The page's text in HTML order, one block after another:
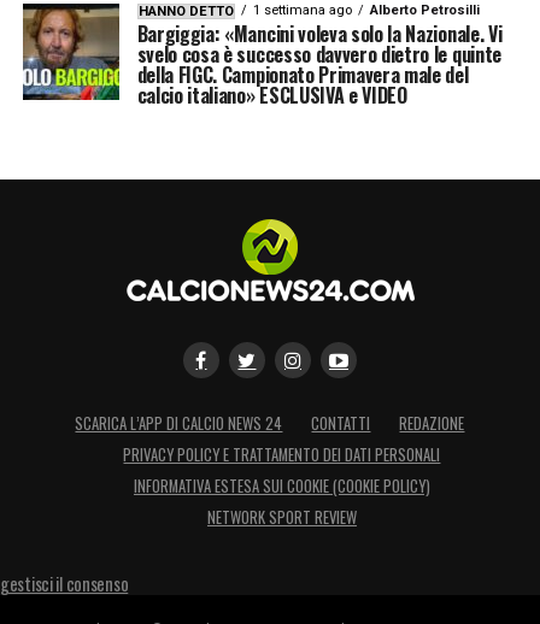
HANNO DETTO 1 settimana ago Alberto Petrosilli
Bargiggia: «Mancini voleva solo la Nazionale. Vi
svelo cosa è successo davvero dietro le quinte
della FIGC. Campionato Primavera male del
calcio italiano» ESCLUSIVA e VIDEO
SCARICA L’APP DI CALCIO NEWS 24 CONTATTI
REDAZIONE
PRIVACY POLICY E TRATTAMENTO DEI DATI PERSONALI
INFORMATIVA ESTESA SUI COOKIE (COOKIE POLICY)
NETWORK SPORT REVIEW
gestisci il consenso